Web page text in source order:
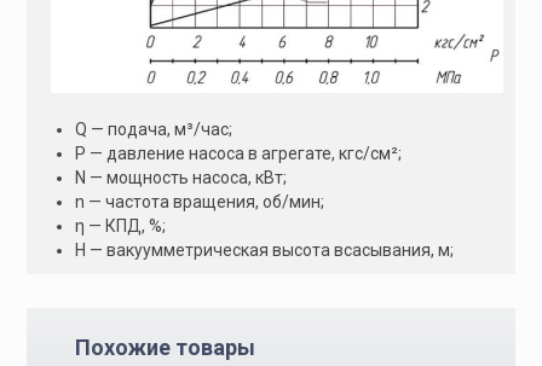
Q — подача, м³/час;
Р — давление насоса в агрегате, кгс/см²;
N — мощность насоса, кВт;
n — частота вращения, об/мин;
η — КПД, %;
H — вакуумметрическая высота всасывания, м;
Похожие товары